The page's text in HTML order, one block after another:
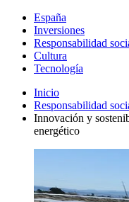
España
Inversiones
Responsabilidad
Cultura
Tecnología
Inicio
Responsabilidad
Innovación y
energético